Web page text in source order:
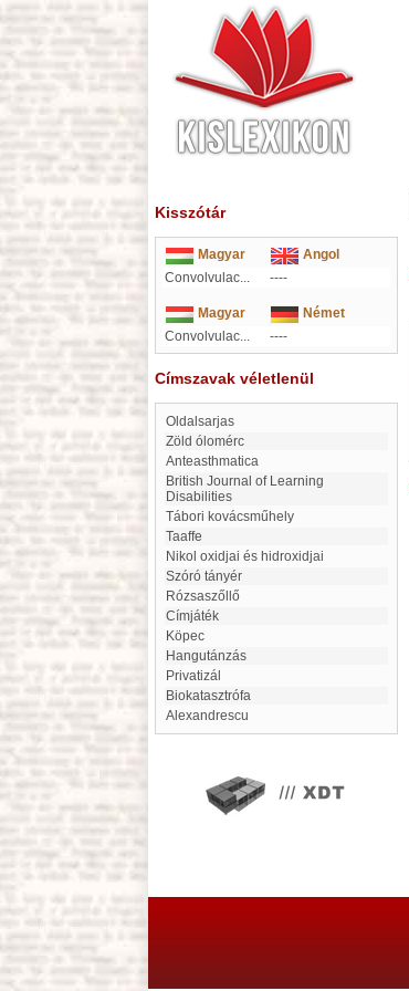
Kisszótár
Magyar
Angol
Convolvulac...
----
Magyar
Német
Convolvulac...
----
Címszavak véletlenül
Oldalsarjas
Zöld ólomérc
Anteasthmatica
British Journal of Learning
Disabilities
Tábori kovácsműhely
Taaffe
Nikol oxidjai és hidroxidjai
Szóró tányér
Rózsaszőllő
címjáték
Köpec
hangutánzás
Privatizál
Biokatasztrófa
Alexandrescu